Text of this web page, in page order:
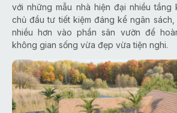
với những mẫu nhà hiện đại nhiều tầng
chủ đầu tư tiết kiệm đáng kể ngân
nhiều hơn vào phần sân vườn để
không gian sống vừa đẹp vừa tiện nghi.